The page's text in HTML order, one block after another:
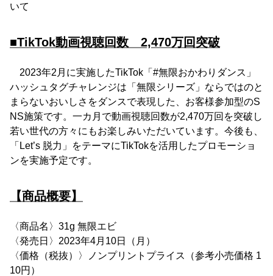
いて
■TikTok動画視聴回数 2,470万回突破
2023年2月に実施したTikTok「#無限おかわりダンス」
ハッシュタグチャレンジは「無限シリーズ」ならではのと
まらないおいしさをダンスで表現した、お客様参加型のS
NS施策です。一カ月で動画視聴回数が2,470万回を突破し
若い世代の方々にもお楽しみいただいています。今後も、
「Let’s 脱力」をテーマにTikTokを活用したプロモーショ
ンを実施予定です。
【商品概要】
〈商品名〉31g 無限エビ
〈発売日〉2023年4月10日（月）
〈価格（税抜）〉ノンプリントプライス（参考小売価格 1
10円）